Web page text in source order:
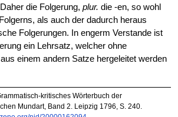
die Folgerung, plur. die -en, so wohl
als auch der dadurch heraus
Folgerungen. In engerm Verstande ist
ein Lehrsatz, welcher ohne
einem andern Satze hergeleitet werden
kritisches Wörterbuch der
Mundart, Band 2. Leipzig 1796, S. 240.